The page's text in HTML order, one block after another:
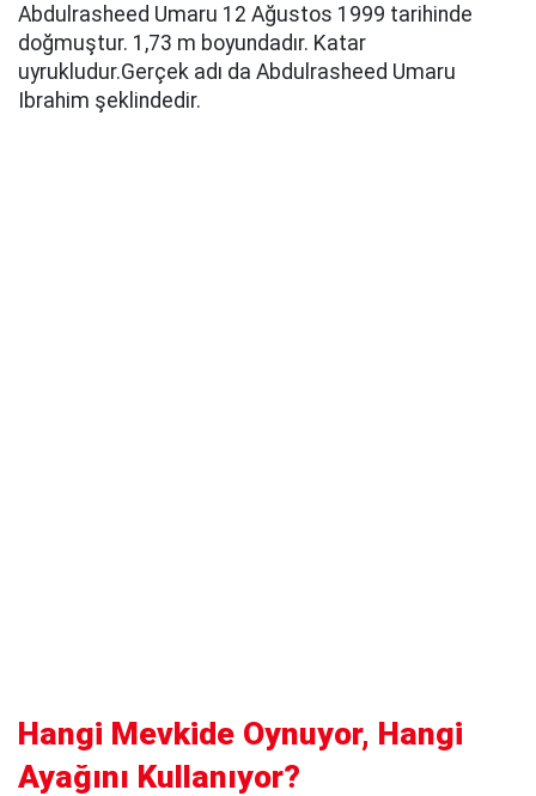
Abdulrasheed Umaru 12 Ağustos 1999 tarihinde
doğmuştur. 1,73 m boyundadır. Katar
uyrukludur.Gerçek adı da Abdulrasheed Umaru
Ibrahim şeklindedir.
Hangi Mevkide Oynuyor, Hangi
Ayağını Kullanıyor?